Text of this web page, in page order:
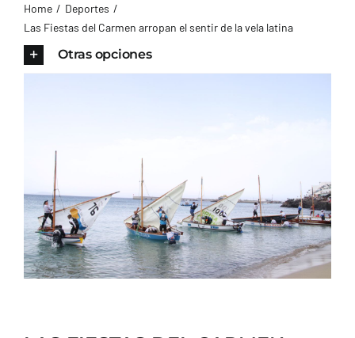
AYUNTAMIENTO
CONTACTO
Home
Deportes
Las Fiestas del Carmen arropan el sentir de la vela latina
Otras opciones